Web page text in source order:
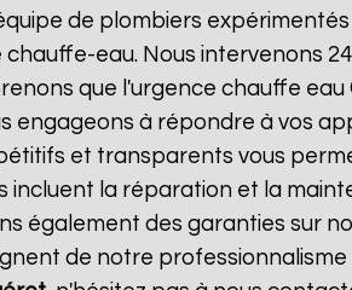
de plombiers
chauffe-eau. Nous intervenons
que l'urgence chauffe eau
engageons à répondre à vos
et transparents vous
incluent la réparation et la
également des garanties sur
de notre